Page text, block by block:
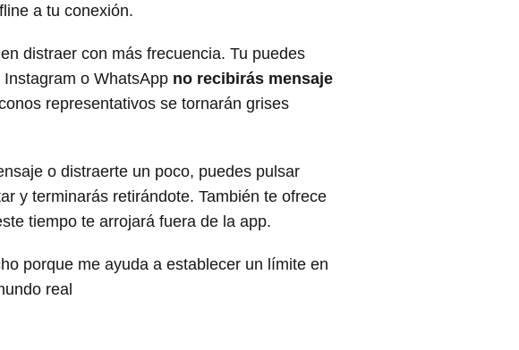
a tu conexión.
distraer con más frecuencia. Tu puedes
o WhatsApp no recibirás mensaje
representativos se tornarán grises
o distraerte un poco, puedes pulsar
y terminarás retirándote. También te ofrece
tiempo te arrojará fuera de la app.
porque me ayuda a establecer un límite en
real